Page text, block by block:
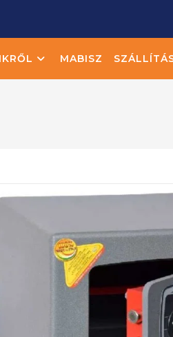
MABISZ